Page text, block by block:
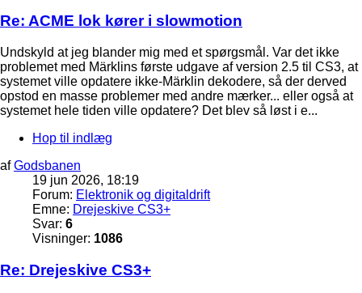
Re: ACME lok kører i slowmotion
Undskyld at jeg blander mig med et spørgsmål. Var det ikke
problemet med Märklins første udgave af version 2.5 til CS3, at
systemet ville opdatere ikke-Märklin dekodere, så der derved
opstod en masse problemer med andre mærker... eller også at
systemet hele tiden ville opdatere? Det blev så løst i e...
Hop til indlæg
afGodsbanen
19 jun 2026, 18:19
Forum: Elektronik og digitaldrift
Emne: Drejeskive CS3+
Svar: 6
Visninger: 1086
Re: Drejeskive CS3+